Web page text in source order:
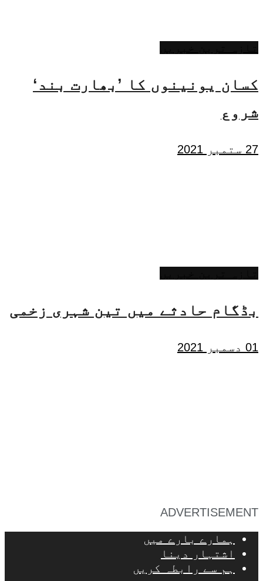
کسان یونینوں کا ’بھارت بند‘
شروع
27 ستمبر 2021
بڈگام حادثے میں تین شہری زخمی
01 دسمبر 2021
ADVERTISEMENT
ہمارے بارے میں
اشتہار دینا
ہم سے رابطہ کریں